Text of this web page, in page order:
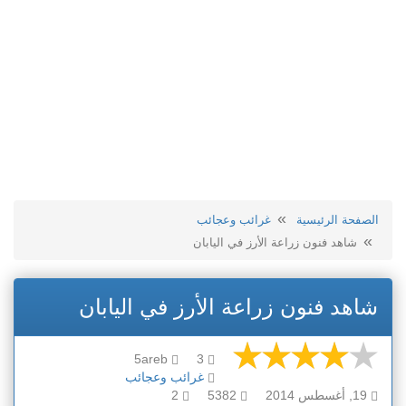
الصفحة الرئيسية
غرائب وعجائب
شاهد فنون زراعة الأرز في اليابان
شاهد فنون زراعة الأرز في اليابان
3
غرائب وعجائب